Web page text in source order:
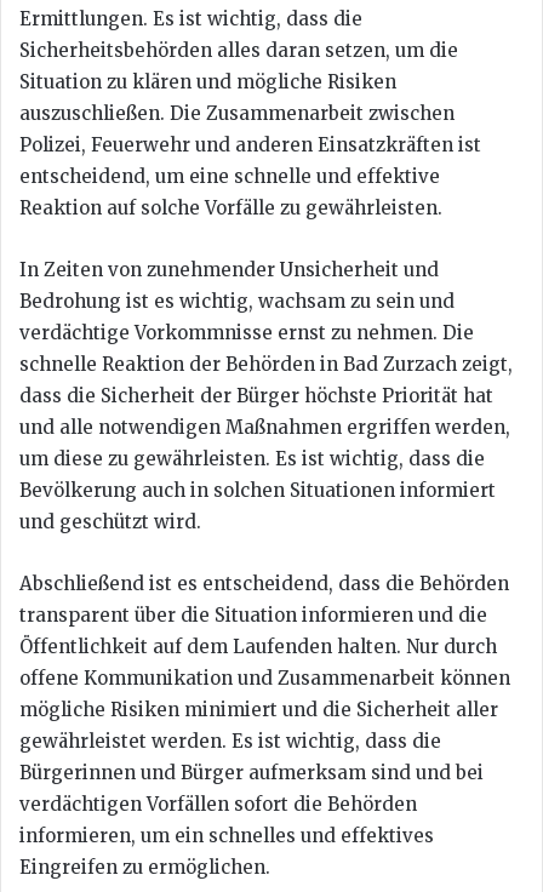
Ermittlungen. Es ist wichtig, dass die
Sicherheitsbehörden alles daran setzen, um die
Situation zu klären und mögliche Risiken
auszuschließen. Die Zusammenarbeit zwischen
Polizei, Feuerwehr und anderen Einsatzkräften ist
entscheidend, um eine schnelle und effektive
Reaktion auf solche Vorfälle zu gewährleisten.
In Zeiten von zunehmender Unsicherheit und
Bedrohung ist es wichtig, wachsam zu sein und
verdächtige Vorkommnisse ernst zu nehmen. Die
schnelle Reaktion der Behörden in Bad Zurzach zeigt,
dass die Sicherheit der Bürger höchste Priorität hat
und alle notwendigen Maßnahmen ergriffen werden,
um diese zu gewährleisten. Es ist wichtig, dass die
Bevölkerung auch in solchen Situationen informiert
und geschützt wird.
Abschließend ist es entscheidend, dass die Behörden
transparent über die Situation informieren und die
Öffentlichkeit auf dem Laufenden halten. Nur durch
offene Kommunikation und Zusammenarbeit können
mögliche Risiken minimiert und die Sicherheit aller
gewährleistet werden. Es ist wichtig, dass die
Bürgerinnen und Bürger aufmerksam sind und bei
verdächtigen Vorfällen sofort die Behörden
informieren, um ein schnelles und effektives
Eingreifen zu ermöglichen.